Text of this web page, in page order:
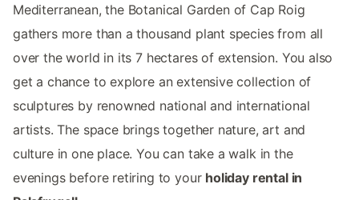
Mediterranean, the Botanical Garden of Cap Roig
gathers more than a thousand plant species from all
over the world in its 7 hectares of extension. You also
get a chance to explore an extensive collection of
sculptures by renowned national and international
artists. The space brings together nature, art and
culture in one place. You can take a walk in the
evenings before retiring to your holiday rental in